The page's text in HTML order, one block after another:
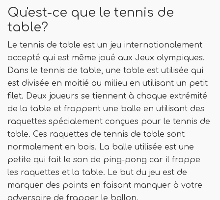
Qu'est-ce que le tennis de
table?
Le tennis de table est un jeu internationalement
accepté qui est même joué aux Jeux olympiques.
Dans le tennis de table, une table est utilisée qui
est divisée en moitié au milieu en utilisant un petit
filet. Deux joueurs se tiennent à chaque extrémité
de la table et frappent une balle en utilisant des
raquettes spécialement conçues pour le tennis de
table. Ces raquettes de tennis de table sont
normalement en bois. La balle utilisée est une
petite qui fait le son de ping-pong car il frappe
les raquettes et la table. Le but du jeu est de
marquer des points en faisant manquer à votre
adversaire de frapper le ballon.